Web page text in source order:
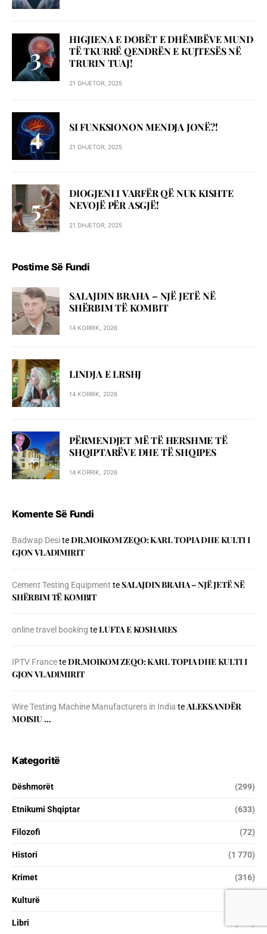
HIGJIENA E DOBËT E DHËMBËVE MUND
TË TKURRË QENDRËN E KUJTESËS NË
TRURIN TUAJ!
21 DHJETOR, 2025
SI FUNKSIONON MENDJA JONË?!
21 DHJETOR, 2025
DIOGJENI I VARFËR QË NUK KISHTE
NEVOJË PËR ASGJË!
21 DHJETOR, 2025
Postime Së Fundi
SALAJDIN BRAHA – NJЁ JETЁ NЁ
SHЁRBIM TЁ KOMBIT
14 KORRIK, 2026
LINDJA E LRSHJ
14 KORRIK, 2026
PËRMENDJET MË TË HERSHME TË
SHQIPTARËVE DHE TË SHQIPES
14 KORRIK, 2026
Komente Së Fundi
Badwap DesiteDR.MOIKOM ZEQO: KARL TOPIA DHE KULTI I
GJON VLADIMIRIT
Cement Testing Equipment teSALAJDIN BRAHA – NJЁ JETЁ NЁ
SHЁRBIM TЁ KOMBIT
online travel booking teLUFTA E KOSHARES
IPTV FranceteDR.MOIKOM ZEQO: KARL TOPIA DHE KULTI I
GJON VLADIMIRIT
Wire Testing Machine Manufacturers in India teALEKSANDËR
MOISIU …
Kategoritë
Dëshmorët (299)
Etnikumi Shqiptar (633)
Filozofi (72)
Histori (1 770)
Krimet (316)
Kulturë
Libri